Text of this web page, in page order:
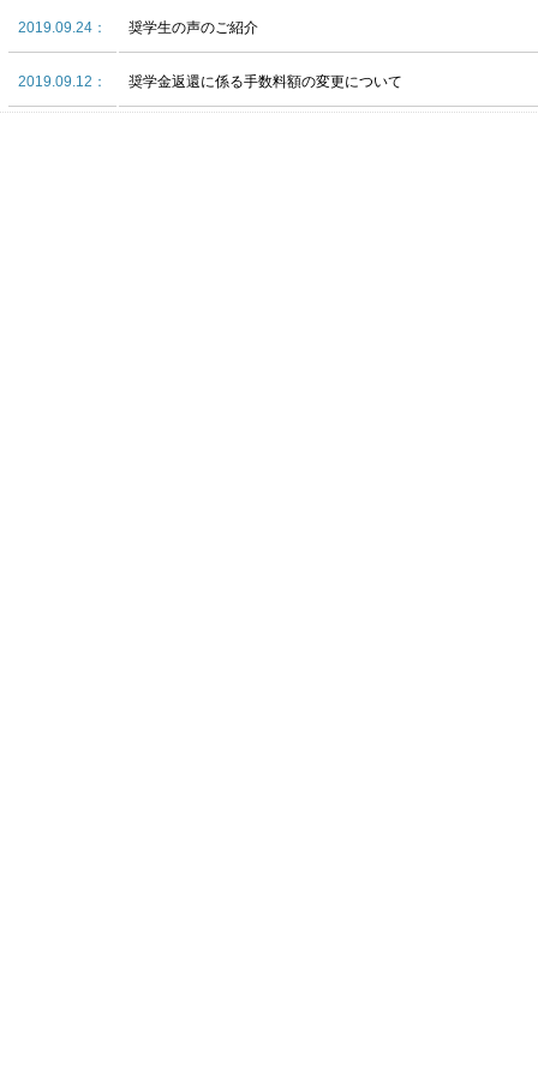
2019.09.24： 奨学生の声のご紹介
2019.09.12： 奨学金返還に係る手数料額の変更について